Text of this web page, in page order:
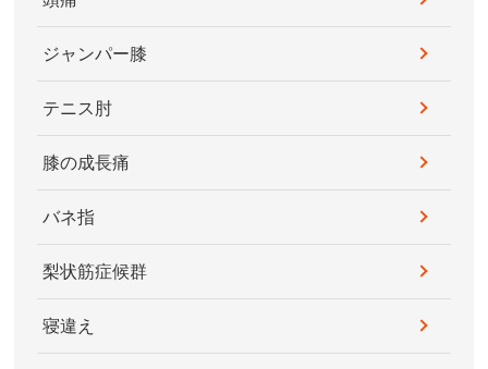
ジャンパー膝
テニス肘
膝の成長痛
バネ指
梨状筋症候群
寝違え